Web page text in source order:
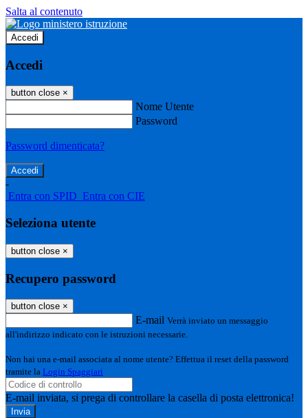
Salta al contenuto
Accedi
Accedi
button close ×
Nome Utente
Password
Password dimenticata?
-
Entra con SPID Entra con CIE
Seleziona utente
button close ×
Recupero password
button close ×
E-mail Verrà inviato un messaggio
all'indirizzo indicato con le istruzioni necessarie.
Non hai una e-mail associata al nome utente? Effettua il reset della password
tramite la Login Spaggiari
E-mail inviata, si prega di controllare la casella di posta elettronica!